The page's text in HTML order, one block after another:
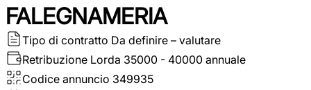
FALEGNAMERIA
Tipo di contratto Da definire – valutare
Retribuzione Lorda 35000 - 40000 annuale
Codice annuncio 349935